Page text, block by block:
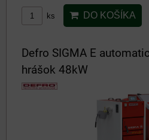
ks DO KOŠÍKA
Defro SIGMA E
hrášok 48kW